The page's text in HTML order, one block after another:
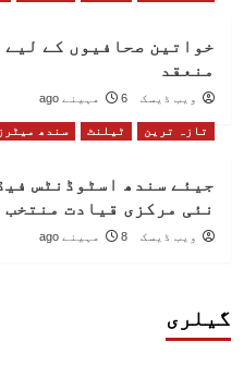
خواتین صحافیوں کے
منعقد
ویب ڈیسک 6 مہینے ago
تازہ ترین ٹیلنٹ سندھ میٹرز
جیئے سندھ اسٹوڈنٹس
نئی مرکزی قیادت منتخب
ویب ڈیسک 8 مہینے ago
گیلری